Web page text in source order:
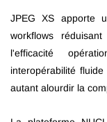
JPEG XS apporte
workflows
l'efficacité
interopérabilité
autant alourdir la